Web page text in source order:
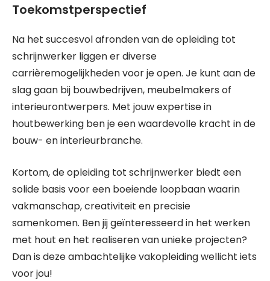
Toekomstperspectief
Na het succesvol afronden van de opleiding tot
schrijnwerker liggen er diverse
carrièremogelijkheden voor je open. Je kunt aan de
slag gaan bij bouwbedrijven, meubelmakers of
interieurontwerpers. Met jouw expertise in
houtbewerking ben je een waardevolle kracht in de
bouw- en interieurbranche.
Kortom, de opleiding tot schrijnwerker biedt een
solide basis voor een boeiende loopbaan waarin
vakmanschap, creativiteit en precisie
samenkomen. Ben jij geïnteresseerd in het werken
met hout en het realiseren van unieke projecten?
Dan is deze ambachtelijke vakopleiding wellicht iets
voor jou!